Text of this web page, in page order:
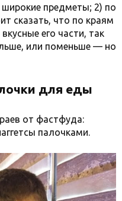
предметы; 2) по
сказать, что по краям
его части, так
или поменьше — но
для еды
от фастфуда:
палочками.